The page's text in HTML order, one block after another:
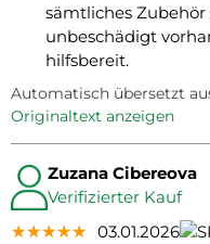
sämtliches
unbeschädigt
hilfsbereit.
Automatisch übersetzt
Originaltext anzeigen
Zuzana Cibereova
Verifizierter Kauf
★★★★★
★★★★★
★★★★★ 03.01.2026